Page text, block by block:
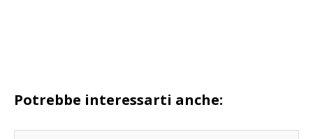
Potrebbe interessarti anche: